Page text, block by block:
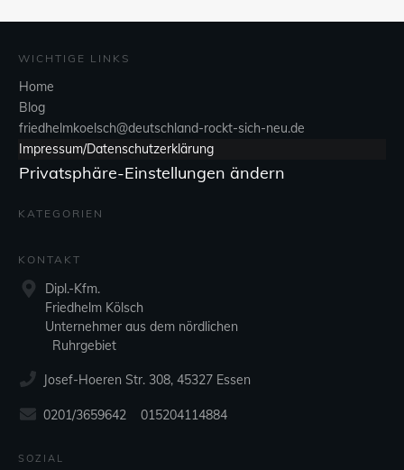
WICHTIGE LINKS
Home
Blog
friedhelmkoelsch@deutschland-rockt-sich-neu.de
Impressum/Datenschutzerklärung
Privatsphäre-Einstellungen ändern
KATEGORIEN
KONTAKT
Dipl.-Kfm.
Friedhelm Kölsch
Unternehmer aus dem nördlichen
Ruhrgebiet
Josef-Hoeren Str. 308, 45327 Essen
0201/3659642 015204114884
SOZIAL